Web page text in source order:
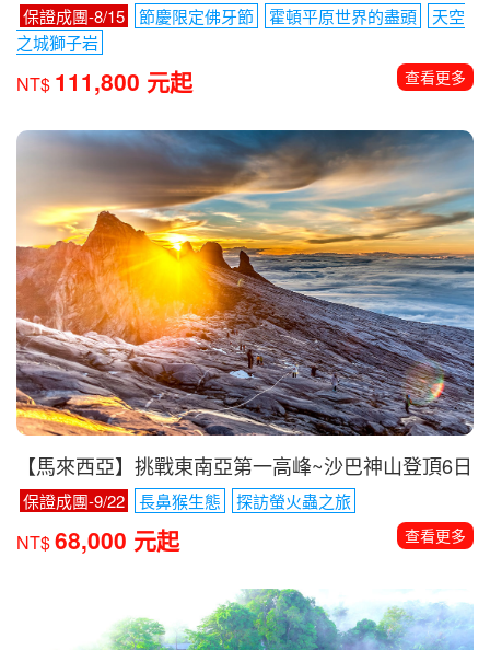
保證成團-8/15 節慶限定佛牙節 霍頓平原世界的盡頭
天空
之城獅子岩
NT$ 111,800 元起 查看更多
【馬來西亞】挑戰東南亞第一高峰~沙巴神山登頂6日
保證成團-9/22 長鼻猴生態 探訪螢火蟲之旅
NT$68,000 元起 查看更多